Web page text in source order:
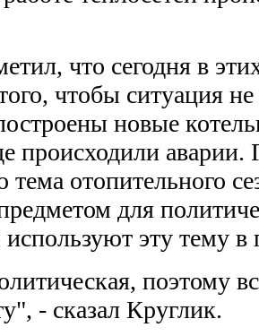
что сегодня в
чтобы ситуация
новые
происходили аварии.
тема отопительного
для
эту тему
поэтому
- сказал Круглик.